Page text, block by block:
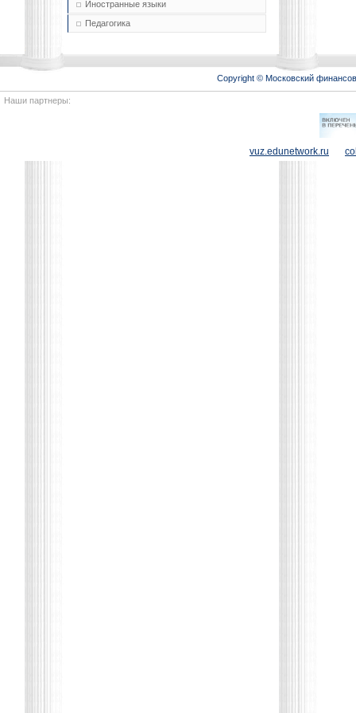
Иностранные языки
Педагогика
Copyright © Московский
Наши партнеры:
vuz.edunetwork.ru